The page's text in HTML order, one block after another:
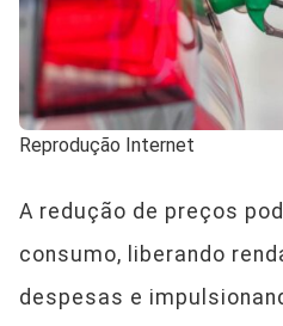
Reprodução Internet
A redução de preços
consumo, liberando
despesas e